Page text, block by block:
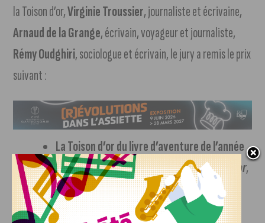
la Toison d’or,Virginie Troussier, journaliste et écrivaine,
Arnaud de la Grange, écrivain, voyageur et journaliste,
Rémy Oudghiri, sociologue et écrivain, le jury a remis le prix
suivant :
La Toison d’or du livre d’aventure de l’année
doté par la librairie Gibert àCinq jours au Timor,
écrit par Morgan Segui aux éditions Premier
Parallèle